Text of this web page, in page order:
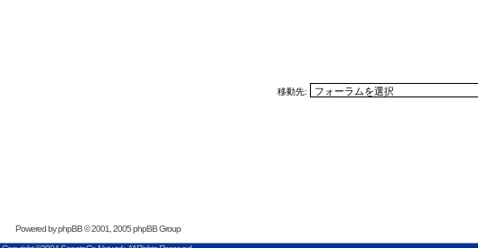
移動先:
Powered byphpBB© 2001, 2005 phpBB Group